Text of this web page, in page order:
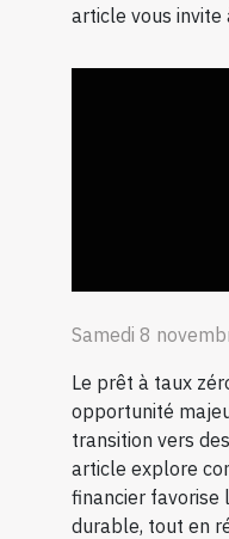
article vous invite
Samedi 8
Le prêt à taux
opportunité
transition vers
article explore
financier favorise
durable, tout en